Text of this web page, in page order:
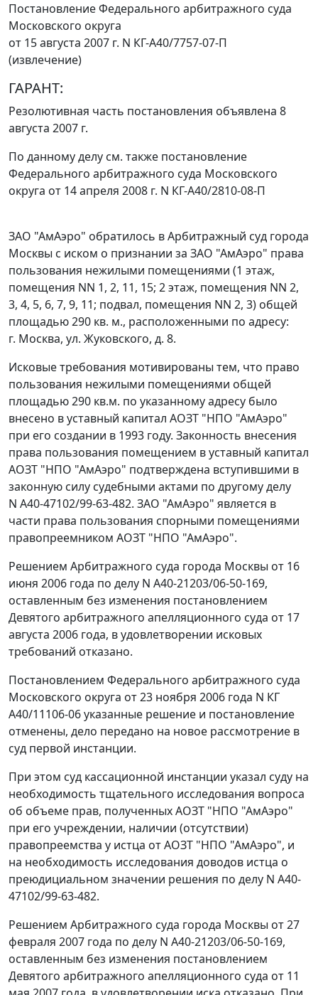
Постановление Федерального арбитражного суда
Московского округа
от 15 августа 2007 г. N КГ-А40/7757-07-П
(извлечение)
ГАРАНТ:
Резолютивная часть постановления объявлена 8
августа 2007 г.
По данному делу см. также постановление
Федерального арбитражного суда Московского
округа от 14 апреля 2008 г. N КГ-А40/2810-08-П
ЗАО "АмАэро" обратилось в Арбитражный суд города
Москвы с иском о признании за ЗАО "АмАэро" права
пользования нежилыми помещениями (1 этаж,
помещения NN 1, 2, 11, 15; 2 этаж, помещения NN 2,
3, 4, 5, 6, 7, 9, 11; подвал, помещения NN 2, 3) общей
площадью 290 кв. м., расположенными по адресу:
г. Москва, ул. Жуковского, д. 8.
Исковые требования мотивированы тем, что право
пользования нежилыми помещениями общей
площадью 290 кв.м. по указанному адресу было
внесено в уставный капитал АОЗТ "НПО "АмАэро"
при его создании в 1993 году. Законность внесения
права пользования помещением в уставный капитал
АОЗТ "НПО "АмАэро" подтверждена вступившими в
законную силу судебными актами по другому делу
N А40-47102/99-63-482. ЗАО "АмАэро" является в
части права пользования спорными помещениями
правопреемником АОЗТ "НПО "АмАэро".
Решением Арбитражного суда города Москвы от 16
июня 2006 года по делу N А40-21203/06-50-169,
оставленным без изменения постановлением
Девятого арбитражного апелляционного суда от 17
августа 2006 года, в удовлетворении исковых
требований отказано.
Постановлением Федерального арбитражного суда
Московского округа от 23 ноября 2006 года N КГ
А40/11106-06 указанные решение и постановление
отменены, дело передано на новое рассмотрение в
суд первой инстанции.
При этом суд кассационной инстанции указал суду на
необходимость тщательного исследования вопроса
об объеме прав, полученных АОЗТ "НПО "АмАэро"
при его учреждении, наличии (отсутствии)
правопреемства у истца от АОЗТ "НПО "АмАэро", и
на необходимость исследования доводов истца о
преюдициальном значении решения по делу N А40-
47102/99-63-482.
Решением Арбитражного суда города Москвы от 27
февраля 2007 года по делу N А40-21203/06-50-169,
оставленным без изменения постановлением
Девятого арбитражного апелляционного суда от 11